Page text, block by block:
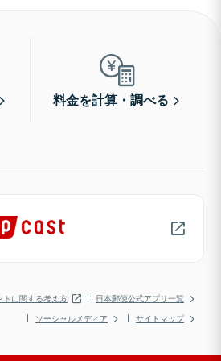
料金を計算・調べる
トに関する考え方
日本郵便公式アプリ一覧
ソーシャルメディア
サイトマップ